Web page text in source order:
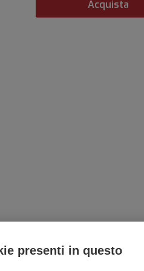
presenti in questo
Acquista